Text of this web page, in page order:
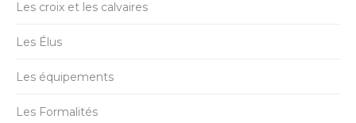
Les croix et les calvaires
Les Élus
Les équipements
Les Formalités